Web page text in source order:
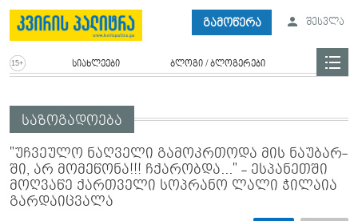
გამოწერა შესვლა
სიახლეები ბლოგი / ბლოგერები
საზოგადოება
"უჩ­ვე­უ­ლო ნაღ­ვე­ლი გა­მოკრთო­და მის ნა­უ­ბარ­
ში, არ მო­მე­წო­ნა!!! ჩქა­რობ­და..." - ესპანეთში
მოღვაწე ქართველი სოპრანო ლალი ჭილაია
გარდაიცვალა